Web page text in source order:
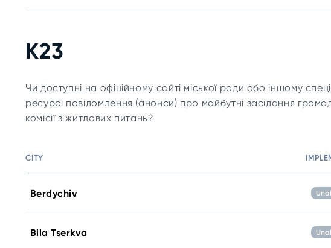
К23
Чи доступні на офіційному сайті міської ради або іншому
ресурсі повідомлення (анонси) про майбутні засідання
комісії з житлових питань?
CITY
Berdychiv
Bila Tserkva